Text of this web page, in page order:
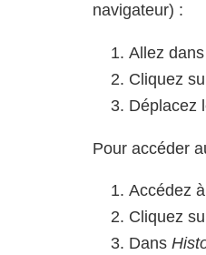
navigateur) :
Allez dans
Cliquez
Déplacez
Pour accéder
Accédez à
Cliquez
Dans